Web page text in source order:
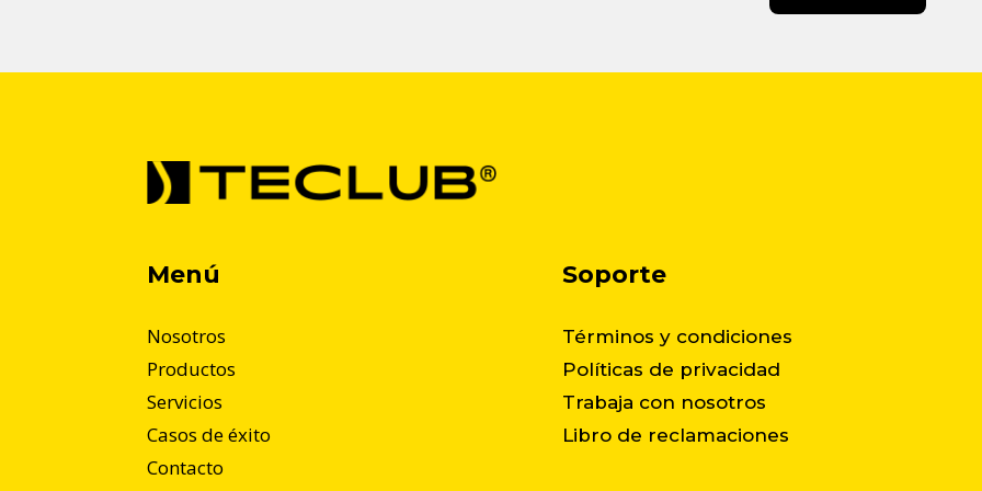
Menú
Nosotros
Productos
Servicios
Casos de éxito
Contacto
Soporte
Términos y condiciones
Políticas de privacidad
Trabaja con nosotros
Libro de reclamaciones